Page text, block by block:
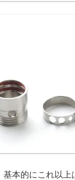
基本的にこれ以上